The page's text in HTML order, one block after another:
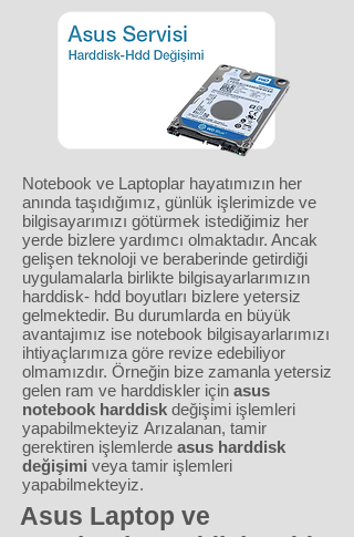
Notebook ve Laptoplar hayatımızın her
anında taşıdığımız, günlük işlerimizde ve
bilgisayarımızı götürmek istediğimiz her
yerde bizlere yardımcı olmaktadır. Ancak
gelişen teknoloji ve beraberinde getirdiği
uygulamalarla birlikte bilgisayarlarımızın
harddisk- hdd boyutları bizlere yetersiz
gelmektedir. Bu durumlarda en büyük
avantajımız ise notebook bilgisayarlarımızı
ihtiyaçlarımıza göre revize edebiliyor
olmamızdır. Örneğin bize zamanla yetersiz
gelen ram ve harddiskler için asus
notebook harddisk değişimi işlemleri
yapabilmekteyiz Arızalanan, tamir
gerektiren işlemlerde asus harddisk
değişimi veya tamir işlemleri
yapabilmekteyiz.
Asus Laptop ve